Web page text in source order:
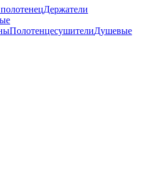
Держатели
ПолотенцесушителиДушевые